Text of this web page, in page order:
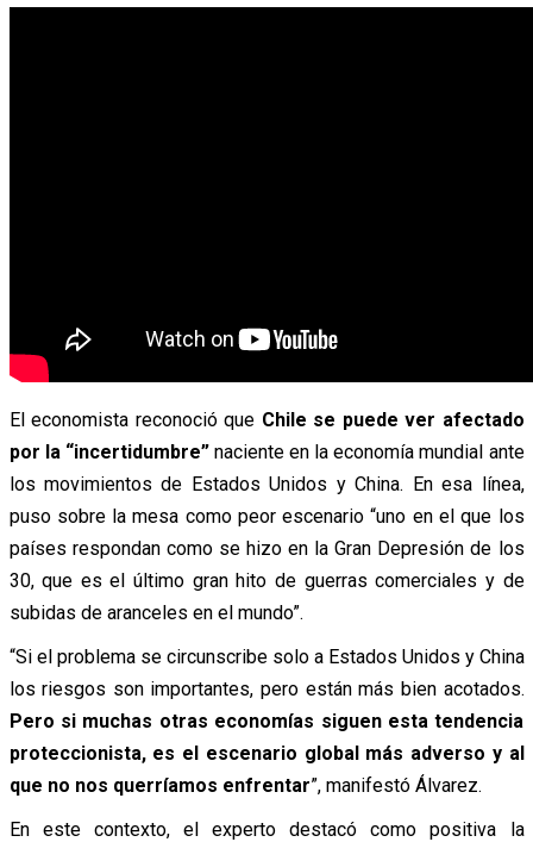
El economista reconoció que Chile se puede ver afectado
por la “incertidumbre”naciente en la economía mundial ante
los movimientos de Estados Unidos y China. En esa línea,
puso sobre la mesa como peor escenario “uno en el que los
países respondan como se hizo en la Gran Depresión de los
30, que es el último gran hito de guerras comerciales y de
subidas de aranceles en el mundo”.
“Si el problema se circunscribe solo a Estados Unidos y China
los riesgos son importantes, pero están más bien acotados.
Pero si muchas otras economías siguen esta tendencia
proteccionista, es el escenario global más adverso y al
que no nos querríamos enfrentar”, manifestó Álvarez.
En este contexto, el experto destacó como positiva la